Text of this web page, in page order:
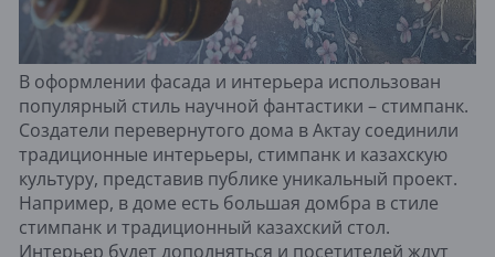
В оформлении фасада и интерьера использован
популярный стиль научной фантастики – стимпанк.
Создатели перевернутого дома в Актау соединили
традиционные интерьеры, стимпанк и казахскую
культуру, представив публике уникальный проект.
Например, в доме есть большая домбра в стиле
стимпанк и традиционный казахский стол.
Интерьер будет дополняться и посетителей ждут